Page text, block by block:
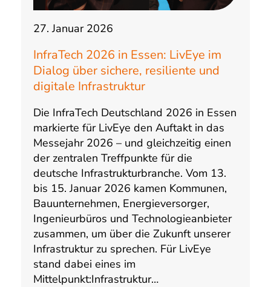
27. Januar 2026
InfraTech 2026 in Essen: LivEye im
Dialog über sichere, resiliente und
digitale Infrastruktur
Die InfraTech Deutschland 2026 in Essen
markierte für LivEye den Auftakt in das
Messejahr 2026 – und gleichzeitig einen
der zentralen Treffpunkte für die
deutsche Infrastrukturbranche. Vom 13.
bis 15. Januar 2026 kamen Kommunen,
Bauunternehmen, Energieversorger,
Ingenieurbüros und Technologieanbieter
zusammen, um über die Zukunft unserer
Infrastruktur zu sprechen. Für LivEye
stand dabei eines im
Mittelpunkt:Infrastruktur…